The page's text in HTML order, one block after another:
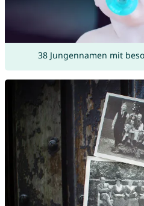
38 Jungennamen mit